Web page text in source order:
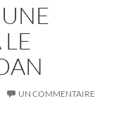
UN COMMENTAIRE